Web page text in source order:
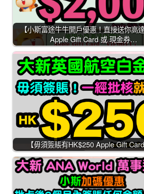
【小斯富途牛牛開戶優惠！直接送你高
Apple Gift Card 或 現金券…
【毋須簽賬有HK$250 Apple Gift